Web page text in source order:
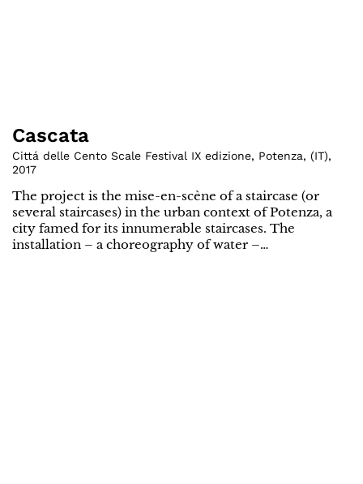
Cascata
Cittá delle Cento Scale Festival IX edizione, Potenza, (IT),
2017
The project is the mise-en-scène of a staircase (or
several staircases) in the urban context of Potenza, a
city famed for its innumerable staircases. The
installation – a choreography of water –…